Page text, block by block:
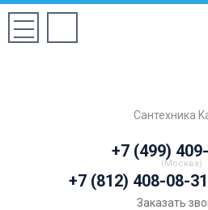
Сантехника
+7 (499)
(Москва)
+7 (812) 408-08-31
Заказать